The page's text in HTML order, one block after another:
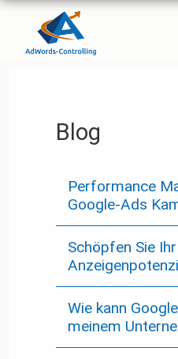
Blog
Performance
Google-Ads
Schöpfen Sie
Wie kann
meinem